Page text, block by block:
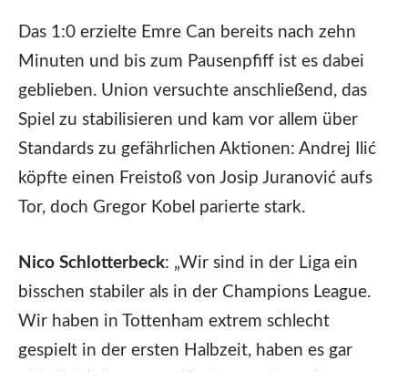
Das 1:0 erzielte Emre Can bereits nach zehn
Minuten und bis zum Pausenpfiff ist es dabei
geblieben. Union versuchte anschließend, das
Spiel zu stabilisieren und kam vor allem über
Standards zu gefährlichen Aktionen: Andrej Ilić
köpfte einen Freistoß von Josip Juranović aufs
Tor, doch Gregor Kobel parierte stark.
Nico Schlotterbeck: „Wir sind in der Liga ein
bisschen stabiler als in der Champions League.
Wir haben in Tottenham extrem schlecht
gespielt in der ersten Halbzeit, haben es gar